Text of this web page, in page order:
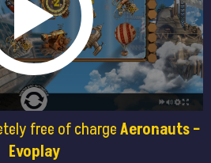
free of chargeAeronauts –
Evoplay